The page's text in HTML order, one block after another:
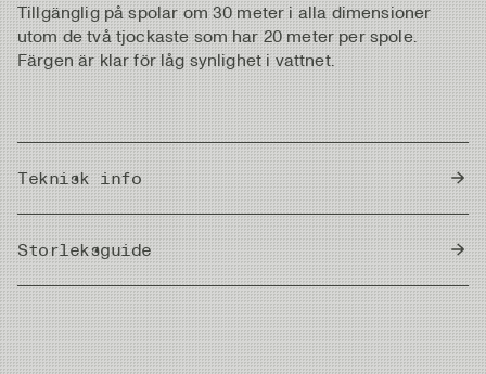
Tillgänglig på spolar om 30 meter i alla dimensioner
utom de två tjockaste som har 20 meter per spole.
Färgen är klar för låg synlighet i vattnet.
Teknisk info
Country of Origin Japan
Storleksguide
Meter/Cm|Fot/Tum
Diameter Strength Length/Spool